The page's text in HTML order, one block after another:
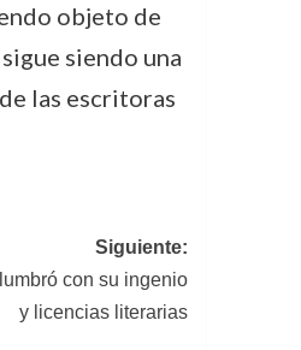
objeto de
siendo una
las escritoras
Siguiente:
con su ingenio
y licencias literarias